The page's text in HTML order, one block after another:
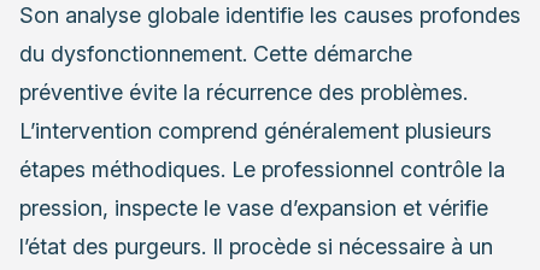
Son analyse globale identifie les causes profondes
du dysfonctionnement. Cette démarche
préventive évite la récurrence des problèmes.
L’intervention comprend généralement plusieurs
étapes méthodiques. Le professionnel contrôle la
pression, inspecte le vase d’expansion et vérifie
l’état des purgeurs. Il procède si nécessaire à un